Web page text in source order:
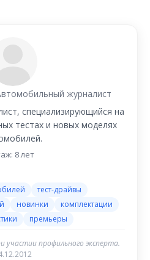
журналист
специализирующийся на
тестах и новых моделях
8 лет
тест-драйвы
новинки
комплектации
премьеры
участии профильного эксперта.